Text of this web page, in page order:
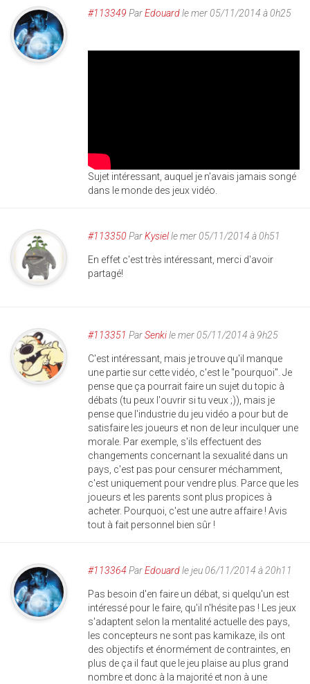
#113349 ParEdouardle mer 05/11/2014 à 0h25
Sujet intéressant, auquel je n'avais jamais songé
dans le monde des jeux vidéo.
#113350 ParKysielle mer 05/11/2014 à 0h51
En effet c'est très intéressant, merci d'avoir
partagé!
#113351 ParSenkile mer 05/11/2014 à 9h25
C'est intéressant, mais je trouve qu'il manque
une partie sur cette vidéo, c'est le "pourquoi". Je
pense que ça pourrait faire un sujet du topic à
débats (tu peux l'ouvrir si tu veux ;)), mais je
pense que l'industrie du jeu vidéo a pour but de
satisfaire les joueurs et non de leur inculquer une
morale. Par exemple, s'ils effectuent des
changements concernant la sexualité dans un
pays, c'est pas pour censurer méchamment,
c'est uniquement pour vendre plus. Parce que les
joueurs et les parents sont plus propices à
acheter. Pourquoi, c'est une autre affaire ! Avis
tout à fait personnel bien sûr !
#113364 ParEdouardle jeu 06/11/2014 à 20h11
Pas besoin d'en faire un débat, si quelqu'un est
intéressé pour le faire, qu'il n'hésite pas ! Les jeux
s'adaptent selon la mentalité actuelle des pays,
les concepteurs ne sont pas kamikaze, ils ont
des objectifs et énormément de contraintes, en
plus de ça il faut que le jeu plaise au plus grand
nombre et donc à la majorité et non à une